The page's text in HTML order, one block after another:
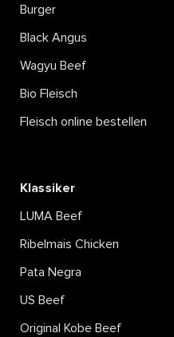
Burger
Black Angus
Wagyu Beef
Bio Fleisch
Fleisch online bestellen
Klassiker
LUMA Beef
Ribelmais Chicken
Pata Negra
US Beef
Original Kobe Beef